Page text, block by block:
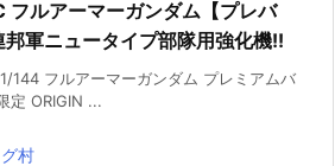
フルアーマーガンダム【プレバ
邦軍ニュータイプ部隊用強化機!!
144 フルアーマーガンダム プレミアムバ
定 ORIGIN ...
村